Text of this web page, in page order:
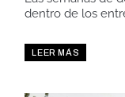
dentro de los
LEER MÁS